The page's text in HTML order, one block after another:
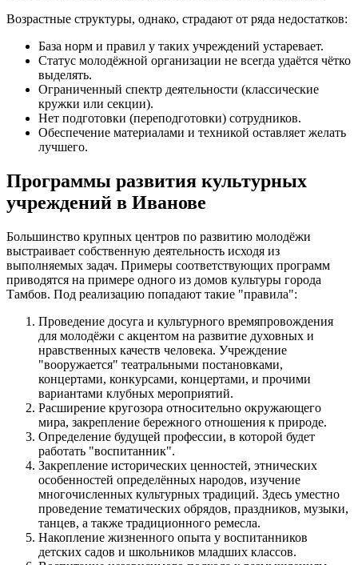
Возрастные структуры, однако, страдают от ряда недостатков:
База норм и правил у таких учреждений устаревает.
Статус молодёжной организации не всегда удаётся чётко
выделять.
Ограниченный спектр деятельности (классические
кружки или секции).
Нет подготовки (переподготовки) сотрудников.
Обеспечение материалами и техникой оставляет желать
лучшего.
Программы развития культурных
учреждений в Иванове
Большинство крупных центров по развитию молодёжи
выстраивает собственную деятельность исходя из
выполняемых задач. Примеры соответствующих программ
приводятся на примере одного из домов культуры города
Тамбов. Под реализацию попадают такие "правила":
Проведение досуга и культурного времяпровождения
для молодёжи с акцентом на развитие духовных и
нравственных качеств человека. Учреждение
"вооружается" театральными постановками,
концертами, конкурсами, концертами, и прочими
вариантами клубных мероприятий.
Расширение кругозора относительно окружающего
мира, закрепление бережного отношения к природе.
Определение будущей профессии, в которой будет
работать "воспитанник".
Закрепление исторических ценностей, этнических
особенностей определённых народов, изучение
многочисленных культурных традиций. Здесь уместно
проведение тематических обрядов, праздников, музыки,
танцев, а также традиционного ремесла.
Накопление жизненного опыта у воспитанников
детских садов и школьников младших классов.